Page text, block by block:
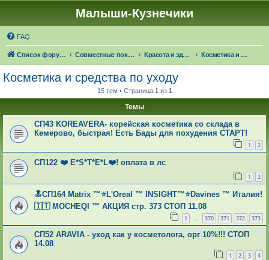
Малыши-Кузнечики
FAQ
Список форумов Совместные покупки "Малыши-Кузнечики" Красота и здоровье: 🍁☔🎓 ЧЕРЕЗ 21 ДЕНЬ НАСТУПИТ ОСЕНЬ! Косметика и средства по уходу
Косметика и средства по уходу
15 тем • Страница 1 из 1
Темы
СП43 KOREAVERA- корейская косметика со склада в
Кемерово, быстрая! Есть Бады для похудения СТАРТ!
1 2
СП122 ❤️️ Е*S*T*Е*L❤️️! оплата в лс
1 2
🔝СП164 Matrix ™⭐️L'Oreal ™ INSIGHT™⭐️Davines ™ Италия!
🇮🇹 MOCHEQI ™ АКЦИЯ стр. 373 СТОП 11.08
1 … 370 371 372 373
СП52 АRAVIА - уход как у косметолога, орг 10%!!! СТОП
14.08
1 2 3 4